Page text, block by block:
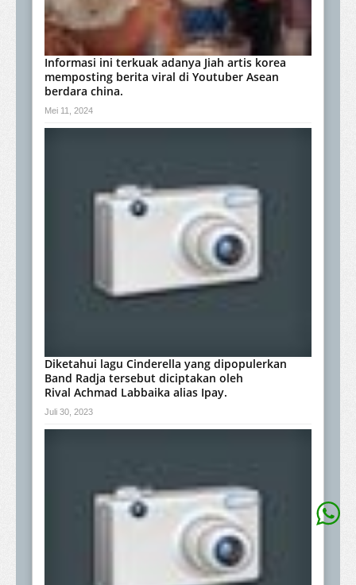
Informasi ini terkuak adanya Jiah artis korea
memposting berita viral di Youtuber Asean
berdara china.
Mei 11, 2024
Diketahui lagu Cinderella yang dipopulerkan
Band Radja tersebut diciptakan oleh
Rival Achmad Labbaika alias Ipay.
Juli 30, 2023